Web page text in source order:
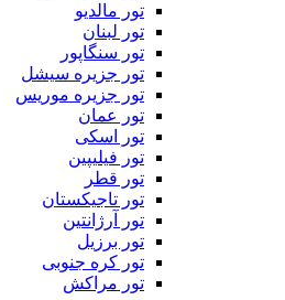
تور مالدیو
تور لبنان
تور سنگاپور
تور جزیره سیشل
تور جزیره موریس
تور عمان
تور اسکی
تور فیلیپین
تور قطر
تور تاجیکستان
تور آرژانتین
تور برزیل
تور کره جنوبی
تور مراکش